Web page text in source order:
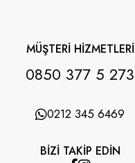
MÜŞTERİ HİZMETLERİ
0850 377 5 273
0212 345 6469
BİZİ TAKİP EDİN